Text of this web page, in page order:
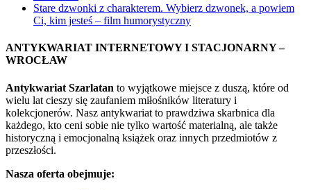
Stare dzwonki z charakterem. Wybierz dzwonek, a powiem
Ci, kim jesteś – film humorystyczny
ANTYKWARIAT INTERNETOWY I STACJONARNY –
WROCŁAW
Antykwariat Szarlatan to wyjątkowe miejsce z duszą, które od
wielu lat cieszy się zaufaniem miłośników literatury i
kolekcjonerów. Nasz antykwariat to prawdziwa skarbnica dla
każdego, kto ceni sobie nie tylko wartość materialną, ale także
historyczną i emocjonalną książek oraz innych przedmiotów z
przeszłości.
Nasza oferta obejmuje: